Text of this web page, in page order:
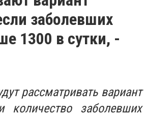
заболевших
1300 в сутки, -
рассматривать вариант
количество заболевших